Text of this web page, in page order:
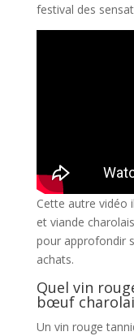
festival des
Cette autre vidéo
et viande
pour approfondir
achats.
Quel vin
bœuf
Un vin rouge